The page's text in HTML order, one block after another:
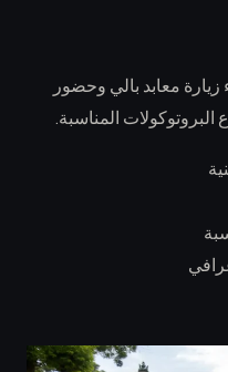
معابد بالي وحضور
البروتوكولات المناسبة.